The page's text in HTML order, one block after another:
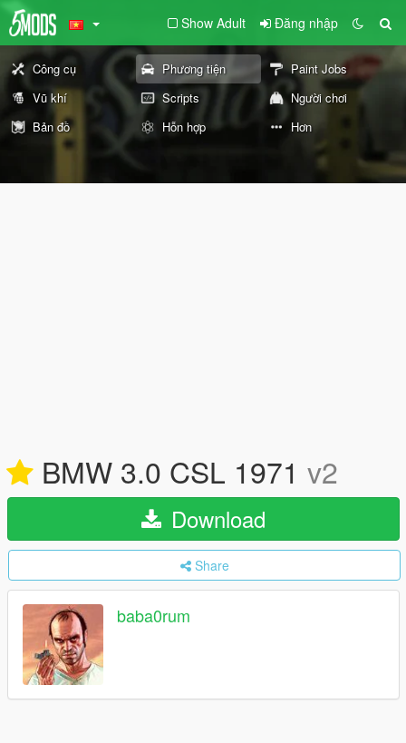
Show Adult Đăng nhập
Công cụ Phương tiện
Paint Jobs
Vũ khí
Scripts
Người chơi
Bản đồ
Hỗn hợp Hơn
BMW 3.0 CSL 1971 v2
Download
Share
baba0rum